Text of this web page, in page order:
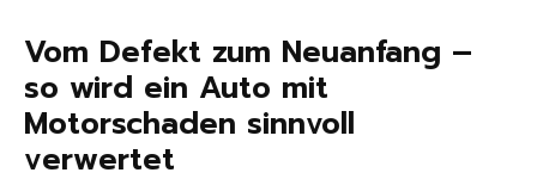
Vom Defekt zum Neuanfang –
so wird ein Auto mit
Motorschaden sinnvoll
verwertet